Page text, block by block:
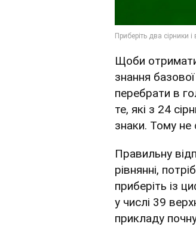
Щоби
знання
перебрати в
те, які з 24
знаки. Тому не
Правильну
рівнянні,
приберіть із
у числі 39
прикладу